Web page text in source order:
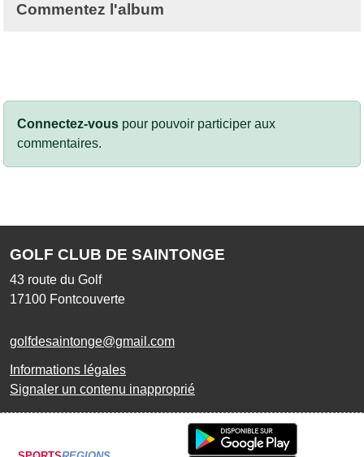
Commentez l'album
Connectez-vous pour pouvoir participer aux
commentaires.
GOLF CLUB DE SAINTONGE
43 route du Golf
17100 Fontcouverte
golfdesaintonge@gmail.com
Informations légales
Signaler un contenu inapproprié